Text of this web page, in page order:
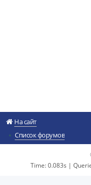
На сайт
Список форумов
Time: 0.083s |